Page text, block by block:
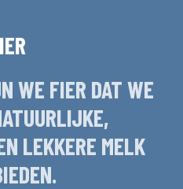
WE FIER DAT WE
LEKKERE MELK